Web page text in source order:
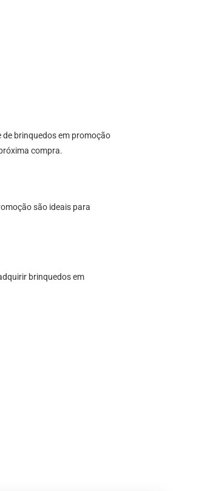
brinquedos em promoção
compra.
são ideais para
brinquedos em